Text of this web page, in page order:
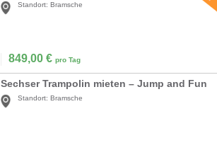
Standort: Bramsche
849,00 € pro Tag
Sechser Trampolin mieten – Jump and Fun
Standort: Bramsche